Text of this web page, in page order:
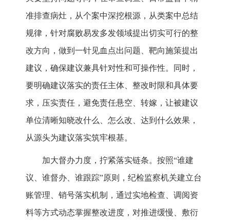
准排查病灶，从个案中深挖根源，从类案中总结
规律，针对腐败易发多发领域提出切实可行的整
改方向，做到一针见血点出问题、靶向施策提出
建议，确保建议兼具针对性和可操作性。同时，
要明确建议落实的责任主体、整改时限和具体要
求，压实责任，避免责任悬空、转嫁，让被建议
单位清晰知晓改什么、怎么改、达到什么效果，
从源头为建议落实筑牢根基。
加大督办力度，拧紧落实链条。按照“谁建
议、谁督办、谁跟踪”原则，纪检监察机关建立台
账管理、销号落实机制，通过实地检查、调阅资
料等方式动态掌握整改进度，对推进缓慢、敷衍